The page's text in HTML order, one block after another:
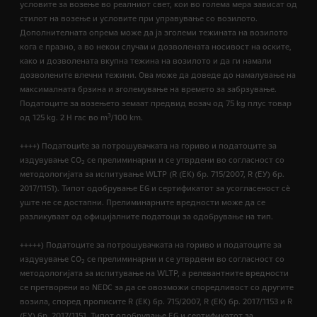
условите за возење во реалниот свет, кои во голема мера зависат од
стилот на возење и условите при управување со возилото.
Дополнителната опрема може да ја зголеми тежината на возилото
кога е празно, а во некои случаи и дозволената носивост на оските,
како и дозволената вкупна тежина на возилото и да ги намали
дозволените влечни тежини. Ова може да доведе до намалување на
максималната брзина и зголемување на времето за забрзување.
Податоците за возењето земаат предвид возач од 75 kg плус товар
од 125 kg. 2 H гас во m3/100 km.
++++) Податоциte за потрошувачката на гориво и податоците за
издувување CO2 се прелиминарни и се утврдени во согласност со
методологијата за испитување WLTP (R (EК) бр. 715/2007, R (ЕУ) бр.
2017/1151). Типот одобрување EG и сертификатот за усогласеност сѐ
уште не се достапни. Прелиминарните вредности може да се
разликуваат од официјалните податоци за одобрување на тип.
+++++) Податоците за потрошувачката на гориво и податоците за
издувување CO2 се прелиминарни и се утврдени во согласност со
методологијата за испитување на WLTP, а релевантните вредности
се претворени во NEDC за да се овозможи споредливост со другите
возила, според прописите R (EК) бр. 715/2007, R (ЕК) бр. 2017/1153 и R